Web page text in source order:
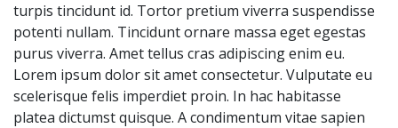
turpis tincidunt id. Tortor pretium viverra suspendisse
potenti nullam. Tincidunt ornare massa eget egestas
purus viverra. Amet tellus cras adipiscing enim eu.
Lorem ipsum dolor sit amet consectetur. Vulputate eu
scelerisque felis imperdiet proin. In hac habitasse
platea dictumst quisque. A condimentum vitae sapien